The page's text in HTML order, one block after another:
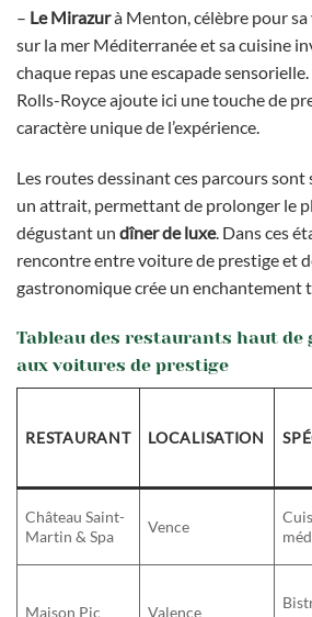
– Le Mirazurà Menton, célèbre pour
sur la mer Méditerranée et sa cuisine
chaque repas une escapade sensorielle.
Rolls-Royce ajoute ici une touche de
caractère unique de l’expérience.
Les routes dessinant ces parcours
un attrait, permettant de prolonger le
dégustant un dîner de luxe. Dans ces
rencontre entre voiture de prestige et
gastronomique crée un enchantement
Tableau des restaurants haut de
aux voitures de prestige
RESTAURANT LOCALISATION
Château Saint-
Martin & Spa
Vence
Maison Pic Valence